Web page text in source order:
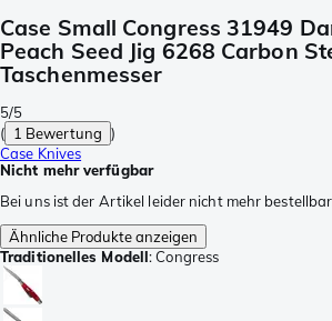
Case Small Congress 31949
Peach Seed Jig 6268 Carbon
Taschenmesser
5/5
( 1 Bewertung )
Case Knives
Nicht mehr verfügbar
Bei uns ist der Artikel leider nicht mehr
Ähnliche Produkte anzeigen
Traditionelles Modell:Congress